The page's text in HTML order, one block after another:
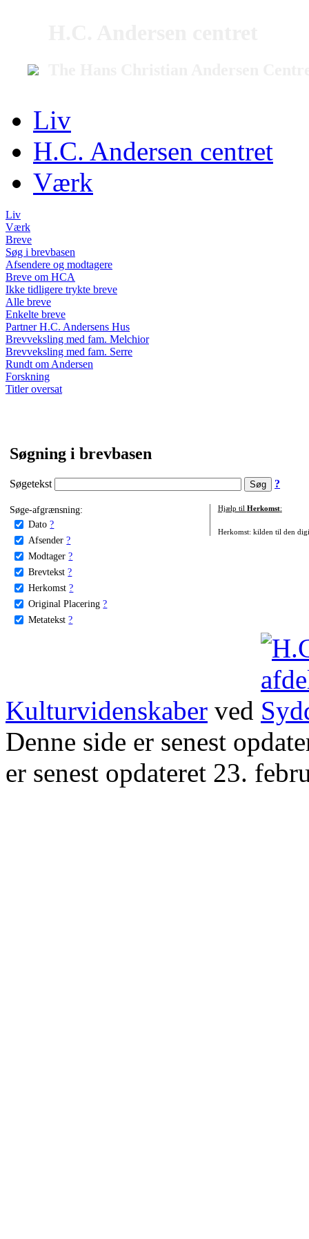
Liv
H.C. Andersen centret
Værk
Liv
Værk
Breve
Søg i brevbasen
Afsendere og modtagere
Breve om HCA
Ikke tidligere trykte breve
Alle breve
Enkelte breve
Partner H.C. Andersens Hus
Brevveksling med fam. Melchior
Brevveksling med fam. Serre
Rundt om Andersen
Forskning
Titler oversat
Søgning i brevbasen
Søgetekst ?
Søge-afgrænsning:
Dato ?
Afsender ?
Modtager ?
Brevtekst ?
Herkomst ?
Original Placering ?
Metatekst ?
Hjælp til Herkomst:
Herkomst: kilden til den
Kulturvidenskaber ved
Denne side er senest
er senest opdateret 23.